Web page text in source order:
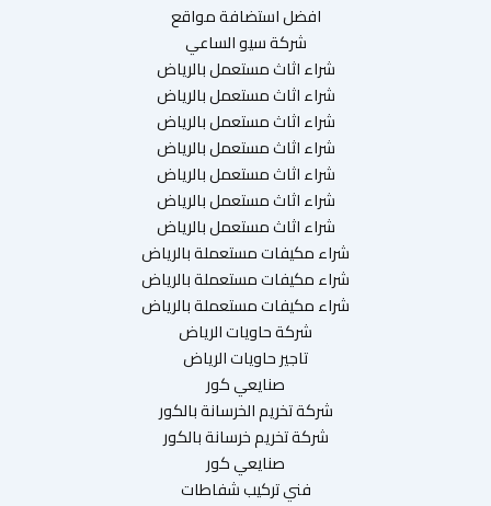
افضل استضافة مواقع
شركة سيو الساعي
شراء اثاث مستعمل بالرياض
شراء اثاث مستعمل بالرياض
شراء اثاث مستعمل بالرياض
شراء اثاث مستعمل بالرياض
شراء اثاث مستعمل بالرياض
شراء اثاث مستعمل بالرياض
شراء اثاث مستعمل بالرياض
شراء مكيفات مستعملة بالرياض
شراء مكيفات مستعملة بالرياض
شراء مكيفات مستعملة بالرياض
شركة حاويات الرياض
تاجير حاويات الرياض
صنايعي كور
شركة تخريم الخرسانة بالكور
شركة تخريم خرسانة بالكور
صنايعي كور
فني تركيب شفاطات